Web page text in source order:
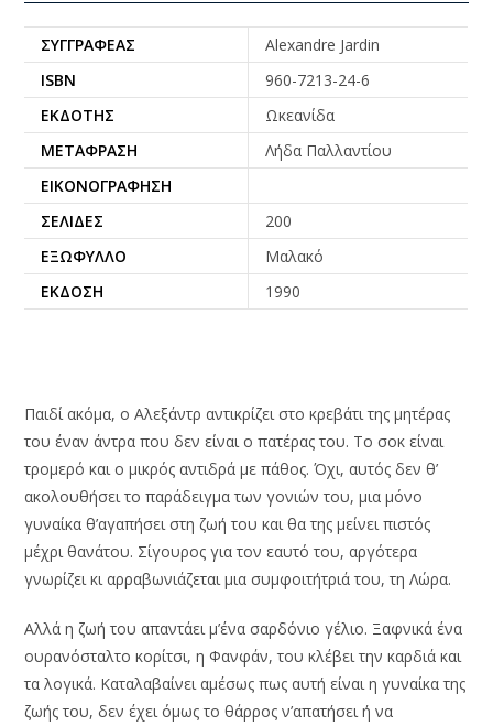
ΣΥΓΓΡΑΦΈΑΣ
Alexandre Jardin
ISBN
960-7213-24-6
ΕΚΔΌΤΗΣ
Ωκεανίδα
ΜΕΤΆΦΡΑΣΗ
Λήδα Παλλαντίου
ΕΙΚΟΝΟΓΡΆΦΗΣΗ
ΣΕΛΊΔΕΣ
200
ΕΞΏΦΥΛΛΟ
Μαλακό
ΈΚΔΟΣΗ
1990
Παιδί ακόμα, ο Αλεξάντρ αντικρίζει στο κρεβάτι της μητέρας
του έναν άντρα που δεν είναι ο πατέρας του. Το σοκ είναι
τρομερό και ο μικρός αντιδρά με πάθος. Όχι, αυτός δεν θ’
ακολουθήσει το παράδειγμα των γονιών του, μια μόνο
γυναίκα θ’αγαπήσει στη ζωή του και θα της μείνει πιστός
μέχρι θανάτου. Σίγουρος για τον εαυτό του, αργότερα
γνωρίζει κι αρραβωνιάζεται μια συμφοιτήτριά του, τη Λώρα.
Αλλά η ζωή του απαντάει μ’ένα σαρδόνιο γέλιο. Ξαφνικά ένα
ουρανόσταλτο κορίτσι, η Φανφάν, του κλέβει την καρδιά και
τα λογικά. Καταλαβαίνει αμέσως πως αυτή είναι η γυναίκα της
ζωής του, δεν έχει όμως το θάρρος ν’απατήσει ή να